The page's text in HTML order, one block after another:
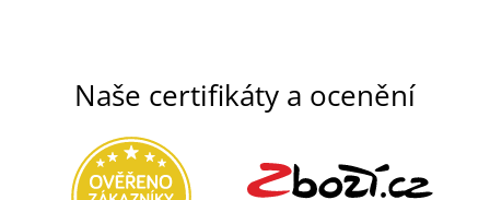
Naše certifikáty a ocenění